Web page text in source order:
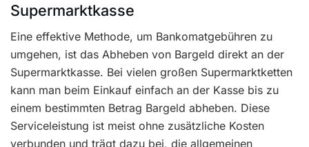
Supermarktkasse
Eine effektive Methode, um Bankomatgebühren zu
umgehen, ist das Abheben von Bargeld direkt an der
Supermarktkasse. Bei vielen großen Supermarktketten
kann man beim Einkauf einfach an der Kasse bis zu
einem bestimmten Betrag Bargeld abheben. Diese
Serviceleistung ist meist ohne zusätzliche Kosten
verbunden und trägt dazu bei, die allgemeinen